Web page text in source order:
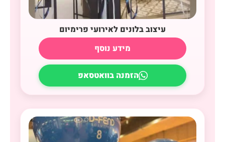
עיצוב בלונים לאירועי פרימיום
מידע נוסף
הזמנה בוואטסאפ